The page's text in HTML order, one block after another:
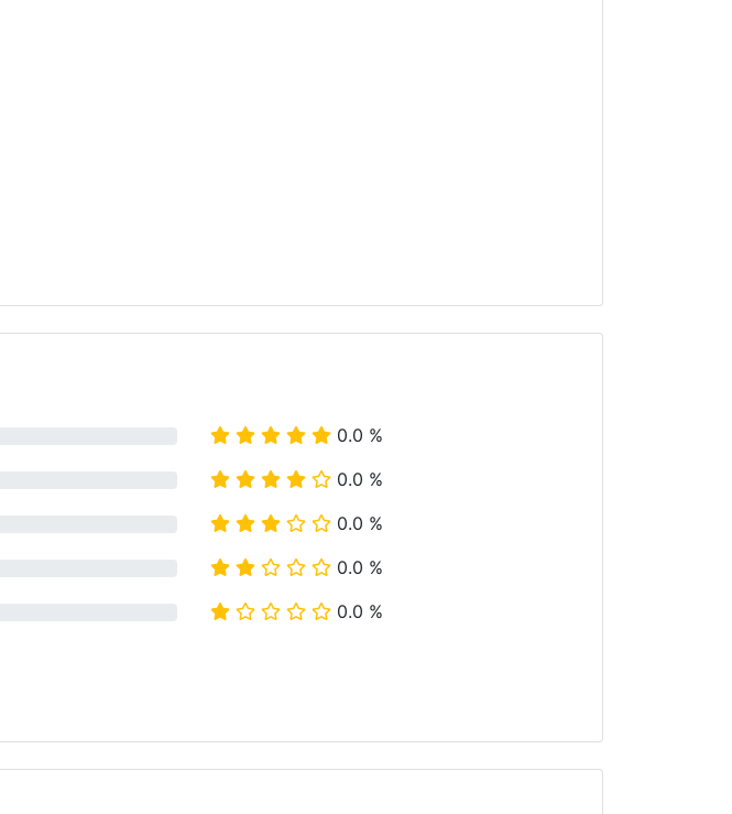
0.0 %
0.0 %
0.0 %
0.0 %
0.0 %